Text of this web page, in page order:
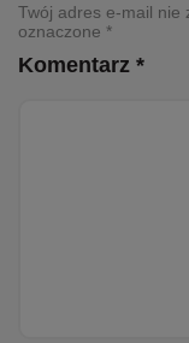
Twój adres e-mail nie
oznaczone *
Komentarz *